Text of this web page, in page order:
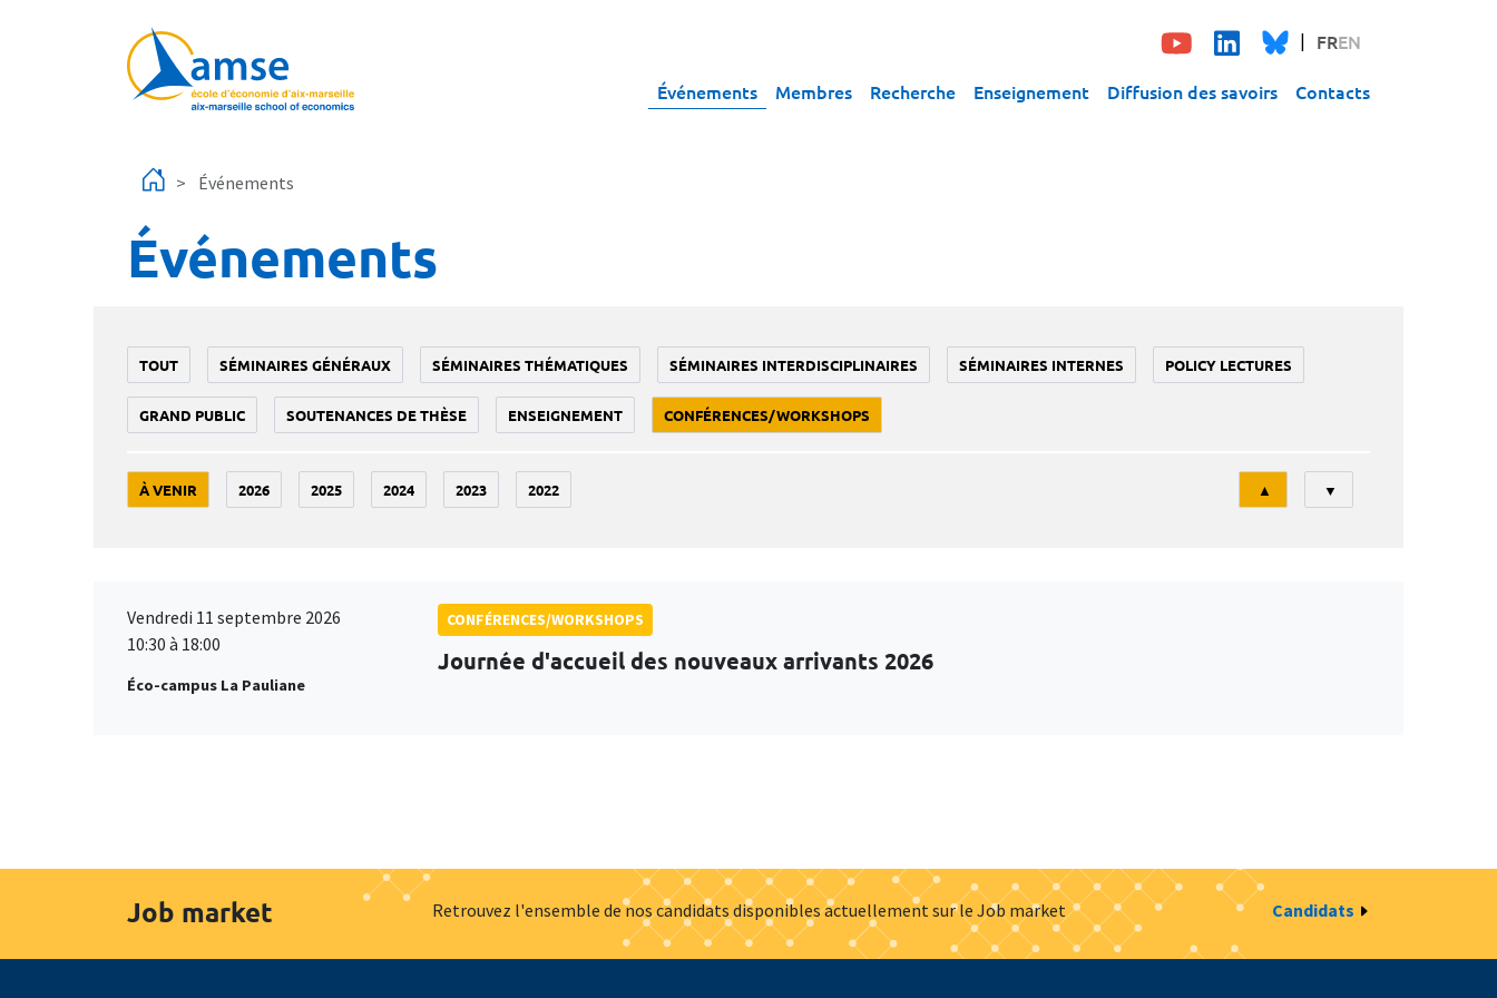
FREN
Événements Membres Recherche Enseignement Diffusion des savoirs Contacts
Événements
Événements
TOUT SÉMINAIRES GÉNÉRAUX SÉMINAIRES THÉMATIQUES SÉMINAIRES INTERDISCIPLINAIRES SÉMINAIRES INTERNES POLICY LECTURES
GRAND PUBLIC SOUTENANCES DE THÈSE ENSEIGNEMENT CONFÉRENCES/WORKSHOPS
À VENIR 2026 2025 2024 2023 2022
Tri
▲ ▼
Vendredi 11 septembre 2026
10:30 à 18:00
Éco-campus La Pauliane
CONFÉRENCES/WORKSHOPS
Journée d'accueil des nouveaux arrivants 2026
Job market Retrouvez l'ensemble de nos candidats disponibles actuellement sur le Job market Candidats